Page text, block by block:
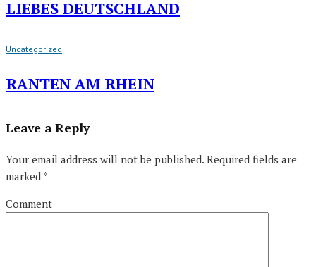
LIEBES DEUTSCHLAND
Uncategorized
RANTEN AM RHEIN
Leave a Reply
Your email address will not be published. Required fields are
marked *
Comment